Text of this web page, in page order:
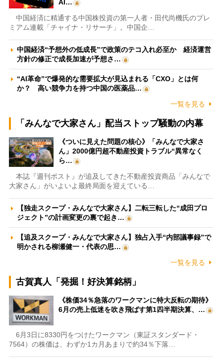
AI…
中国経済に精通する中国株投資の第一人者・田代尚機氏のプレ
ミアム連載「チャイナ・リサーチ」。中国企…
中国経済“予想外の低成長”で政策のテコ入れ必至か 経済運営
方針の修正で成長加速が予想さ…
“AI革命”で爆発的な需要拡大が見込まれる「CXO」とは何
か？ 高い競争力を持つ中国の医薬品…
一覧を見る
「みんなで大家さん」配当ストップ騒動の内幕
《ついに見えた問題の核心》「みんなで大家さ
ん」2000億円超不動産投資トラブル“異常なく
ら…
本誌『週刊ポスト』が追及してきた不動産投資商品「みんなで
大家さん」がいよいよ最終局面を迎えている…
【独走スクープ・みんなで大家さん】二転三転した“成田プロ
ジェクト”の計画変更の裏で起き…
【追及スクープ・みんなで大家さん】独占入手“内部議事録”で
明かされる柳瀬健一・代表の思…
一覧を見る
古賀真人「発掘！好決算銘柄」
《株価34％急落のワークマンに特大反転の期待》
6月の売上低迷を吹き飛ばす第1四半期決算、…
6月3日に8330円をつけたワークマン（東証スタンダード・
7564）の株価は、わずか1カ月あまりで約34％下落…